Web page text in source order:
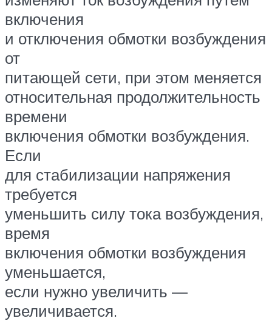
включения
и отключения обмотки возбуждения
от
питающей сети, при этом меняется
относительная продолжительность
времени
включения обмотки возбуждения.
Если
для стабилизации напряжения
требуется
уменьшить силу тока возбуждения,
время
включения обмотки возбуждения
уменьшается,
если нужно увеличить —
увеличивается.